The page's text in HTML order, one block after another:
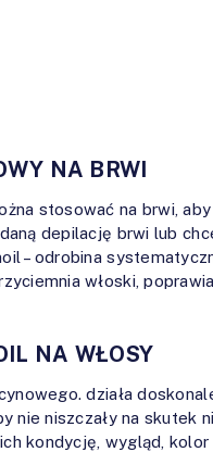
NA BRWI
stosować na brwi,
depilację brwi lub
– odrobina
włoski,
NA WŁOSY
działa
nie niszczały na skutek
kondycję, wygląd,